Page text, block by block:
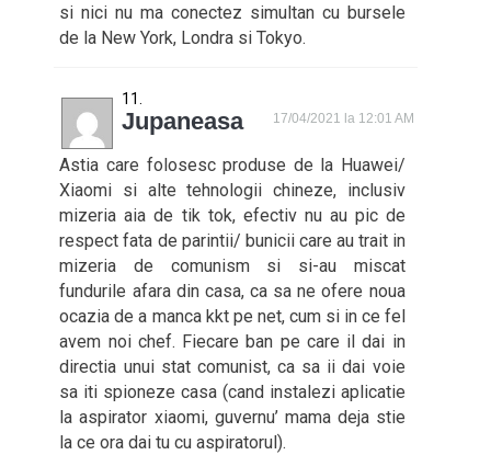
si nici nu ma conectez simultan cu bursele
de la New York, Londra si Tokyo.
Jupaneasa 17/04/2021 la 12:01 AM
Astia care folosesc produse de la Huawei/
Xiaomi si alte tehnologii chineze, inclusiv
mizeria aia de tik tok, efectiv nu au pic de
respect fata de parintii/ bunicii care au trait in
mizeria de comunism si si-au miscat
fundurile afara din casa, ca sa ne ofere noua
ocazia de a manca kkt pe net, cum si in ce fel
avem noi chef. Fiecare ban pe care il dai in
directia unui stat comunist, ca sa ii dai voie
sa iti spioneze casa (cand instalezi aplicatie
la aspirator xiaomi, guvernu’ mama deja stie
la ce ora dai tu cu aspiratorul).